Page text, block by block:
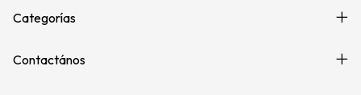
Categorías
Contactános